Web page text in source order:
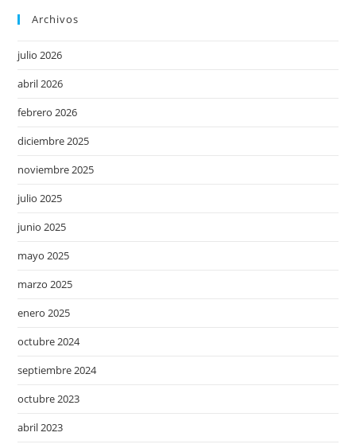
Archivos
julio 2026
abril 2026
febrero 2026
diciembre 2025
noviembre 2025
julio 2025
junio 2025
mayo 2025
marzo 2025
enero 2025
octubre 2024
septiembre 2024
octubre 2023
abril 2023